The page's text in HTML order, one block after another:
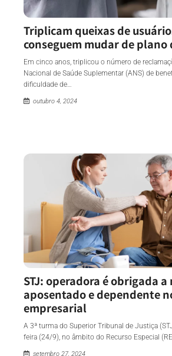
Triplicam queixas de
conseguem mudar de plano
Em cinco anos, triplicou o número de
Nacional de Saúde Suplementar (ANS) de
dificuldade de…
outubro 4, 2024
STJ: operadora é obrigada
aposentado e dependente
empresarial
A 3ª turma do Superior Tribunal de Justiça
feira (24/9), no âmbito do Recurso Especial
setembro 27, 2024